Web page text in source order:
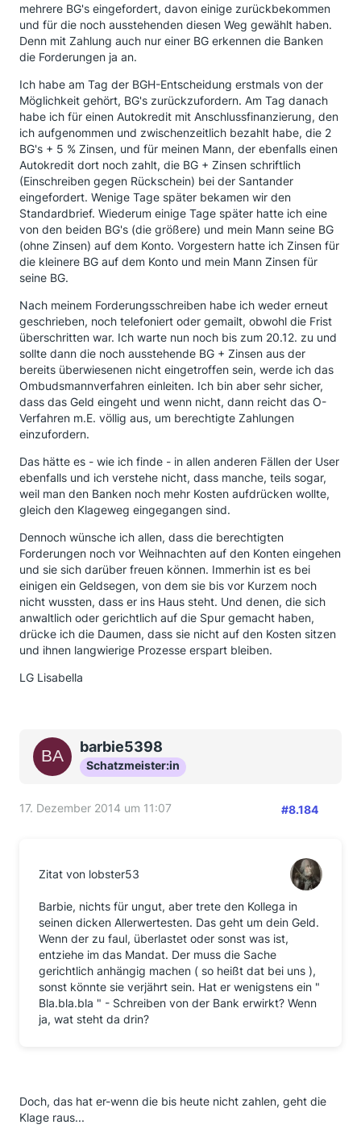
mehrere BG's eingefordert, davon einige zurückbekommen
und für die noch ausstehenden diesen Weg gewählt haben.
Denn mit Zahlung auch nur einer BG erkennen die Banken
die Forderungen ja an.
Ich habe am Tag der BGH-Entscheidung erstmals von der
Möglichkeit gehört, BG's zurückzufordern. Am Tag danach
habe ich für einen Autokredit mit Anschlussfinanzierung, den
ich aufgenommen und zwischenzeitlich bezahlt habe, die 2
BG's + 5 % Zinsen, und für meinen Mann, der ebenfalls einen
Autokredit dort noch zahlt, die BG + Zinsen schriftlich
(Einschreiben gegen Rückschein) bei der Santander
eingefordert. Wenige Tage später bekamen wir den
Standardbrief. Wiederum einige Tage später hatte ich eine
von den beiden BG's (die größere) und mein Mann seine BG
(ohne Zinsen) auf dem Konto. Vorgestern hatte ich Zinsen für
die kleinere BG auf dem Konto und mein Mann Zinsen für
seine BG.
Nach meinem Forderungsschreiben habe ich weder erneut
geschrieben, noch telefoniert oder gemailt, obwohl die Frist
überschritten war. Ich warte nun noch bis zum 20.12. zu und
sollte dann die noch ausstehende BG + Zinsen aus der
bereits überwiesenen nicht eingetroffen sein, werde ich das
Ombudsmannverfahren einleiten. Ich bin aber sehr sicher,
dass das Geld eingeht und wenn nicht, dann reicht das O-
Verfahren m.E. völlig aus, um berechtigte Zahlungen
einzufordern.
Das hätte es - wie ich finde - in allen anderen Fällen der User
ebenfalls und ich verstehe nicht, dass manche, teils sogar,
weil man den Banken noch mehr Kosten aufdrücken wollte,
gleich den Klageweg eingegangen sind.
Dennoch wünsche ich allen, dass die berechtigten
Forderungen noch vor Weihnachten auf den Konten eingehen
und sie sich darüber freuen können. Immerhin ist es bei
einigen ein Geldsegen, von dem sie bis vor Kurzem noch
nicht wussten, dass er ins Haus steht. Und denen, die sich
anwaltlich oder gerichtlich auf die Spur gemacht haben,
drücke ich die Daumen, dass sie nicht auf den Kosten sitzen
und ihnen langwierige Prozesse erspart bleiben.
LG Lisabella
barbie5398
Schatzmeister:in
17. Dezember 2014 um 11:07 #8.184
Zitat von lobster53
Barbie, nichts für ungut, aber trete den Kollega in
seinen dicken Allerwertesten. Das geht um dein Geld.
Wenn der zu faul, überlastet oder sonst was ist,
entziehe im das Mandat. Der muss die Sache
gerichtlich anhängig machen ( so heißt dat bei uns ),
sonst könnte sie verjährt sein. Hat er wenigstens ein "
Bla.bla.bla " - Schreiben von der Bank erwirkt? Wenn
ja, wat steht da drin?
Doch, das hat er-wenn die bis heute nicht zahlen, geht die
Klage raus...